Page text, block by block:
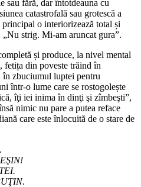
sau fără, dar întotdeauna cu
catastrofală sau grotescă a
o interiorizează total și
strig. Mi-am aruncat gura”.
și produce, la nivel mental
fetița din poveste trăind în
zbuciumul luptei pentru
într-o lume care se rostogolește
îţi iei inima în dinţi şi zîmbeşti”,
nimic nu pare a putea reface
care este înlocuită de o stare de